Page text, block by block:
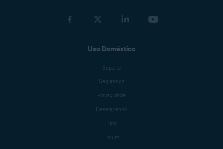
Uso Doméstico
Suporte
Segurança
Privacidade
Desempenho
Blog
Forum